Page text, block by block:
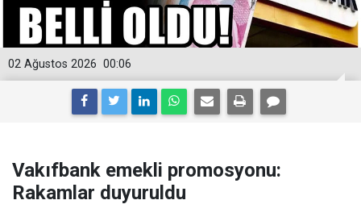
00:06
02 Ağustos 2026
Vakıfbank emekli promosyonu:
Rakamlar duyuruldu